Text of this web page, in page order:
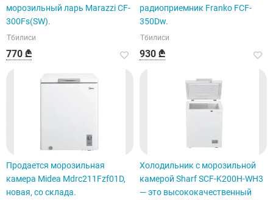
морозильный ларь Marazzi CF-
300Fs(SW).
Тбилиси
770 ₾
радиоприемник Franko FCF-
350Dw.
Тбилиси
930 ₾
Продается морозильная
камера Midea Mdrc211Fzf01D,
новая, со склада.
Холодильник с морозильной
камерой Sharf SCF-K200H-WH3
— это высококачественный